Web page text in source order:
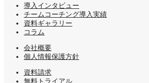
導入インタビュー
チームコーチング導入実績
資料ギャラリー
コラム
会社概要
個人情報保護方針
資料請求
無料トライアル